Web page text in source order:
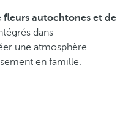
fleurs autochtones et de
dans
une atmosphère
en famille.